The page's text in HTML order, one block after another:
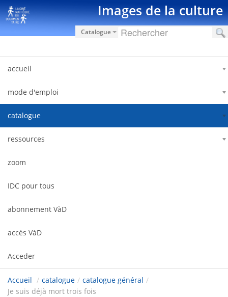
Saltar al contenido Images de la culture
Catalogue
accueil
mode d'emploi
catalogue
ressources
zoom
IDC pour tous
abonnement VàD
accès VàD
Acceder
Accueil / catalogue / catalogue général /
Je suis déjà mort trois fois